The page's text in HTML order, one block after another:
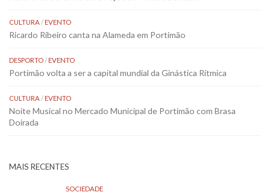
CULTURA/EVENTO
Ricardo Ribeiro canta na Alameda em Portimão
DESPORTO/EVENTO
Portimão volta a ser a capital mundial da Ginástica Rítmica
CULTURA/EVENTO
Noite Musical no Mercado Municipal de Portimão com Brasa
Doirada
MAIS RECENTES
SOCIEDADE